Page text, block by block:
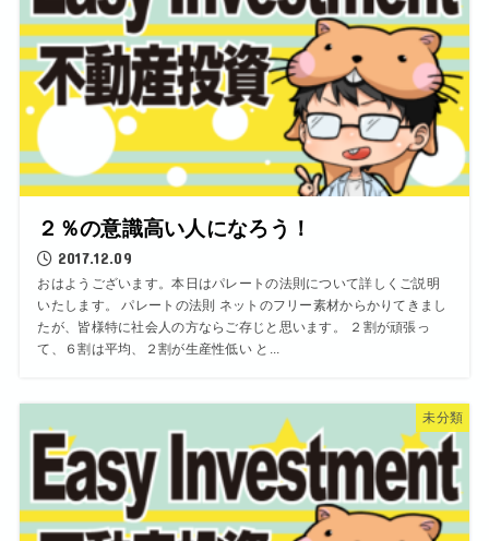
２％の意識高い人になろう！
2017.12.09
おはようございます。本日はパレートの法則について詳しくご説明
いたします。 パレートの法則 ネットのフリー素材からかりてきまし
たが、皆様特に社会人の方ならご存じと思います。 ２割が頑張っ
て、６割は平均、２割が生産性低い と...
未分類